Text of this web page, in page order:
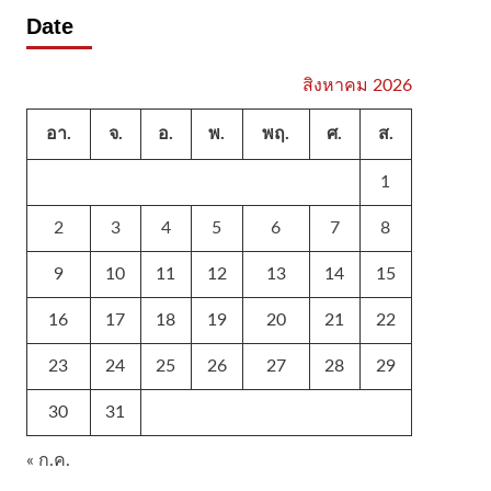
Date
สิงหาคม 2026
อา. จ. อ. พ. พฤ. ศ. ส.
1
2 3 4 5 6 7 8
9 10 11 12 13 14 15
16 17 18 19 20 21 22
23 24 25 26 27 28 29
30 31
« ก.ค.